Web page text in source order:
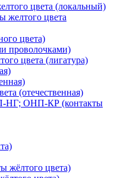
цвета (локальный)
желтого цвета
цвета)
проволочками)
цвета (лигатура)
(отечественная)
ОНП-КР (контакты
жёлтого цвета)